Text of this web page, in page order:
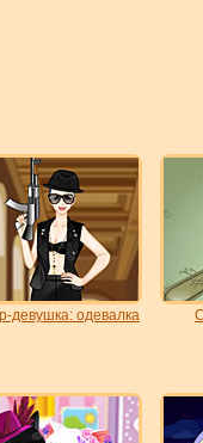
девушка: одевалка